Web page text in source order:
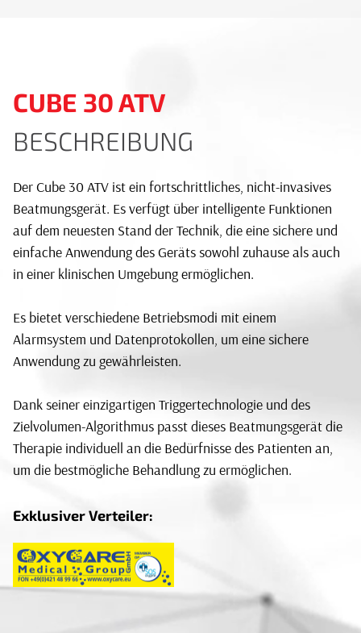
CUBE 30 ATV
BESCHREIBUNG
Der Cube 30 ATV ist ein fortschrittliches, nicht-invasives
Beatmungsgerät. Es verfügt über intelligente Funktionen
auf dem neuesten Stand der Technik, die eine sichere und
einfache Anwendung des Geräts sowohl zuhause als auch
in einer klinischen Umgebung ermöglichen.
Es bietet verschiedene Betriebsmodi mit einem
Alarmsystem und Datenprotokollen, um eine sichere
Anwendung zu gewährleisten.
Dank seiner einzigartigen Triggertechnologie und des
Zielvolumen-Algorithmus passt dieses Beatmungsgerät die
Therapie individuell an die Bedürfnisse des Patienten an,
um die bestmögliche Behandlung zu ermöglichen.
Exklusiver Verteiler: